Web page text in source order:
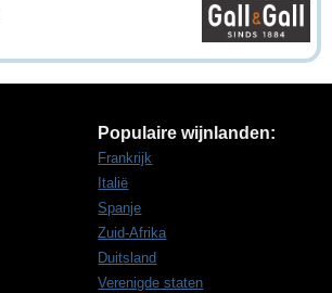
Populaire wijnlanden:
Frankrijk
Italië
Spanje
Zuid-Afrika
Duitsland
Verenigde staten